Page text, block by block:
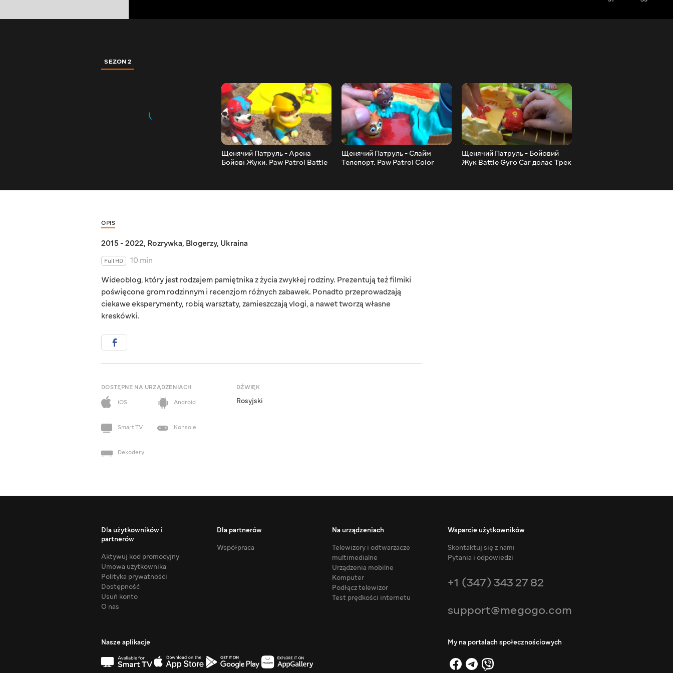
SEZON 2
Щенячий Патруль - Арена
Бойові Жуки. Paw Patrol Battle
Щенячий Патруль - Слайм
Телепорт. Paw Patrol Color
Щенячий Патруль - Бойовий
Жук Battle Gyro Car долає Трек
OPIS
2015 - 2022, Rozrywka, Blogerzy, Ukraina
Full HD
10 min
Wideoblog, który jest rodzajem pamiętnika z życia zwykłej rodziny. Prezentują też filmiki
poświęcone grom rodzinnym i recenzjom różnych zabawek. Ponadto przeprowadzają
ciekawe eksperymenty, robią warsztaty, zamieszczają vlogi, a nawet tworzą własne
kreskówki.
DOSTĘPNE NA URZĄDZENIACH
iOS
Android
Smart TV Konsole
Dekodery
DŹWIĘK
Rosyjski
Dla użytkowników i
partnerów
Aktywuj kod promocyjny
Umowa użytkownika
Polityka prywatności
Dostępność
Usuń konto
O nas
Dla partnerów
Współpraca
Na urządzeniach
Telewizory i odtwarzacze
multimedialne
Urządzenia mobilne
Komputer
Podłącz telewizor
Test prędkości internetu
Wsparcie użytkowników
Skontaktuj się z nami
Pytania i odpowiedzi
+1 (347) 343 27 82
support@megogo.com
Nasze aplikacje My na portalach społecznościowych